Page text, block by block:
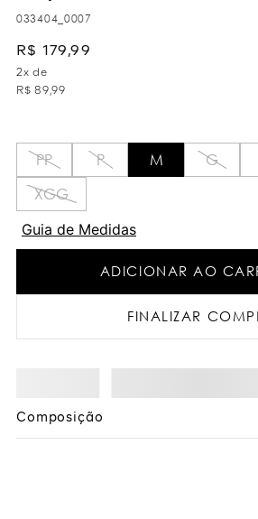
033404_0007
R$ 179,99
2x de
R$ 89,99
PP P M G
XGG
Guia de Medidas
ADICIONAR AO
FINALIZAR
Composição